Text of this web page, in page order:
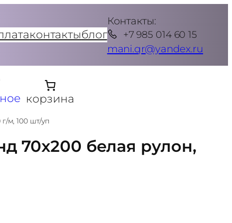
контактыблог
Контакты:
+7 985 014 60 15
mani.qr@yandex.ru
корзина
м, 100 шт/уп
70х200 белая рулон,